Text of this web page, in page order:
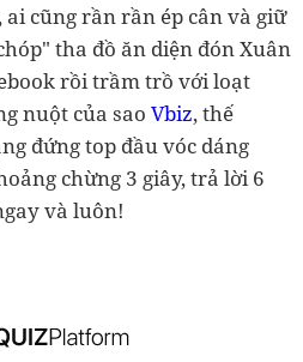
ai cũng rần rần ép cân và giữ
tha đồ ăn diện đón Xuân
rồi trầm trồ với loạt
nuột của sao Vbiz, thế
đứng top đầu vóc dáng
chừng 3 giây, trả lời 6
và luôn!